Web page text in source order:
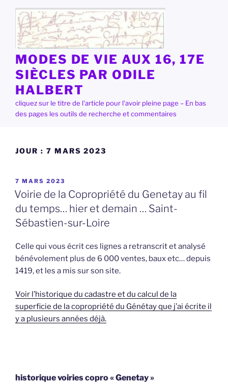
contenu
principal
MODES DE VIE AUX 16, 17E
SIÈCLES PAR ODILE
HALBERT
cliquez sur le titre de l'article pour l'avoir pleine page – En bas
des pages les outils de recherche et commentaires
JOUR : 7 MARS 2023
PUBLIÉ
LE
7 MARS 2023
Voirie de la Copropriété du Genetay au fil
du temps… hier et demain … Saint-
Sébastien-sur-Loire
Celle qui vous écrit ces lignes a retranscrit et analysé
bénévolement plus de 6 000 ventes, baux etc… depuis
1419, et les a mis sur son site.
Voir l’historique du cadastre et du calcul de la
superficie de la copropriété du Génétay que j’ai écrite il
y a plusieurs années déjà.
historique voiries copro « Genetay »